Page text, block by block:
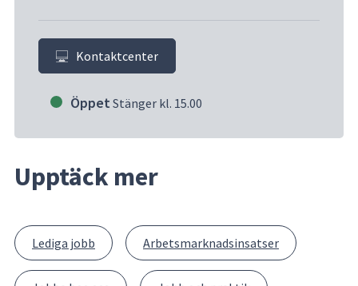
Kontaktcenter
Öppet Stänger kl. 15.00
Upptäck mer
Lediga jobb Arbetsmarknadsinsatser